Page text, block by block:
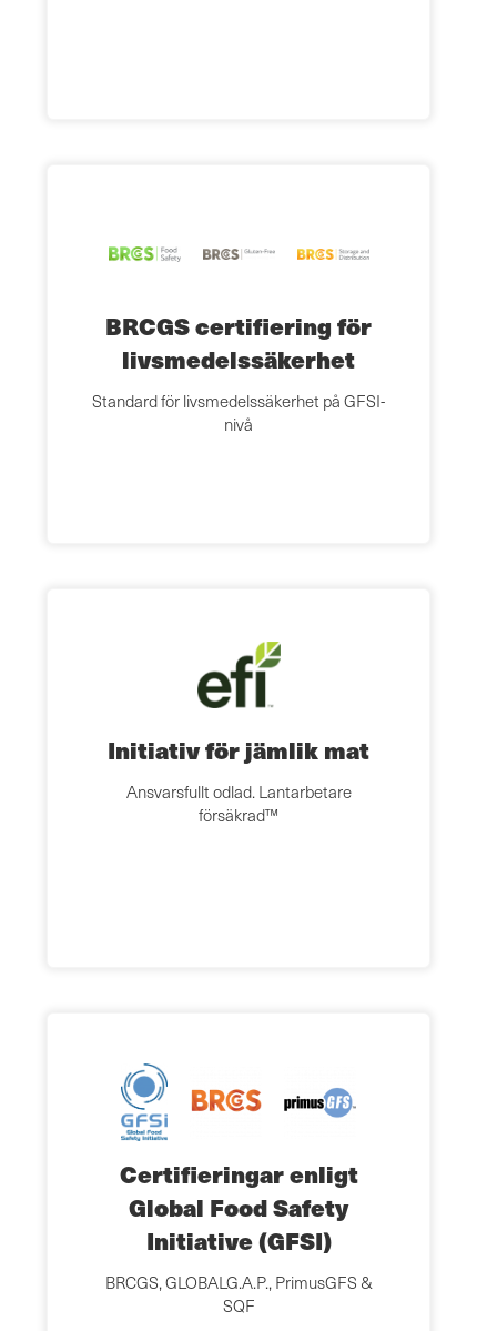
BRCGS certifiering för
livsmedelssäkerhet
Standard för livsmedelssäkerhet på GFSI-
nivå
Initiativ för jämlik mat
Ansvarsfullt odlad. Lantarbetare
försäkrad™
Certifieringar enligt
Global Food Safety
Initiative (GFSI)
BRCGS, GLOBALG.A.P., PrimusGFS &
SQF